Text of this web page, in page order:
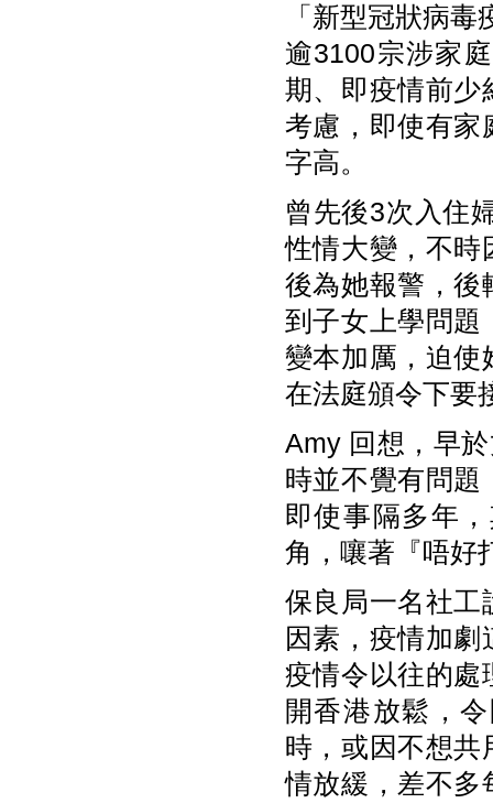
「新型冠狀病
逾3100宗涉家
期、即疫情前少
考慮，即使有家
字高。
曾先後3次入住
性情大變，不時
後為她報警，後
到子女上學問題
變本加厲，迫
在法庭頒令下要
Amy 回想，早
時並不覺有問題
即使事隔多年
角，嚷著『唔好
保良局一名社工
因素，疫情加
疫情令以往的處
開香港放鬆，
時，或因不想共
情放緩，差不多